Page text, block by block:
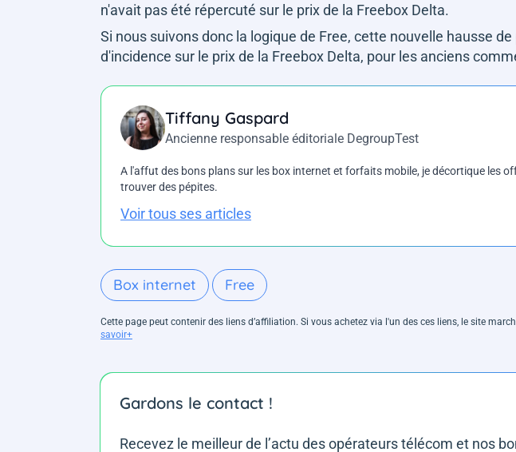
n'avait pas été répercuté sur le prix de la Freebox Delta.
Si nous suivons donc la logique de Free, cette nouvelle hausse
d'incidence sur le prix de la Freebox Delta, pour les anciens
Tiffany Gaspard
Ancienne responsable éditoriale DegroupTest
A l'affut des bons plans sur les box internet et forfaits mobile, je décortique les
trouver des pépites.
Voir tous ses articles
Box internet Free
Cette page peut contenir des liens d’affiliation. Si vous achetez via l'un des ces liens, le site
savoir+
Gardons le contact !
Recevez le meilleur de l’actu des opérateurs télécom et nos